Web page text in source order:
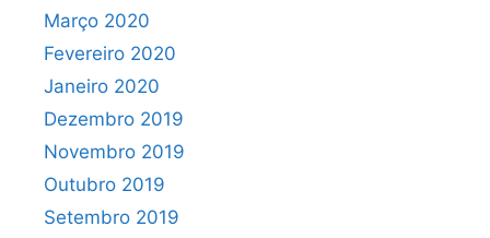
Março 2020
Fevereiro 2020
Janeiro 2020
Dezembro 2019
Novembro 2019
Outubro 2019
Setembro 2019